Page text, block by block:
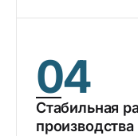
04
Стабильная
производства